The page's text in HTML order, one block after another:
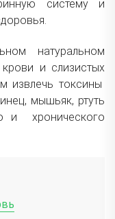
систему и
натуральном
и слизистых
извлечь токсины
мышьяк, ртуть
и хронического